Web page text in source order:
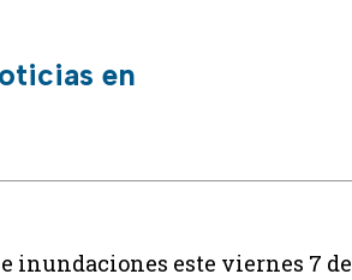
en
inundaciones este viernes 7 de